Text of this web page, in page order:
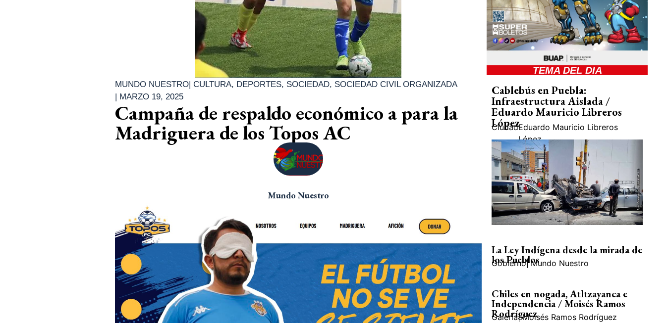
MUNDO NUESTRO| CULTURA, DEPORTES, SOCIEDAD, SOCIEDAD CIVIL ORGANIZADA
| MARZO 19, 2025
Campaña de respaldo económico a para la
Madriguera de los Topos AC
Mundo Nuestro
TEMA DEL DIA
Cablebús en Puebla:
Infraestructura Aislada /
Eduardo Mauricio Libreros
López
CiudadEduardo Mauricio Libreros
López
La Ley Indígena desde la mirada de
los Pueblos
Gobierno| Mundo Nuestro
Chiles en nogada, Atltzayanca e
Independencia / Moisés Ramos
Rodríguez
Galería| Moisés Ramos Rodríguez